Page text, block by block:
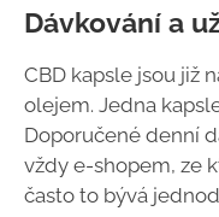
Dávkování a
CBD kapsle jsou již
olejem. Jedna
Doporučené denní
vždy e-shopem, ze
často to bývá